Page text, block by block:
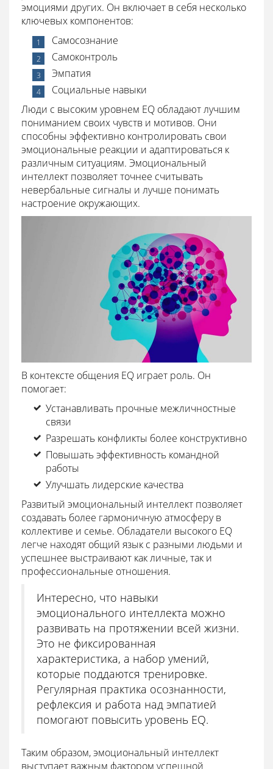
эмоциями других. Он включает в себя несколько
ключевых компонентов:
Самосознание
Самоконтроль
Эмпатия
Социальные навыки
Люди с высоким уровнем EQ обладают лучшим
пониманием своих чувств и мотивов. Они
способны эффективно контролировать свои
эмоциональные реакции и адаптироваться к
различным ситуациям. Эмоциональный
интеллект позволяет точнее считывать
невербальные сигналы и лучше понимать
настроение окружающих.
В контексте общения EQ играет роль. Он
помогает:
Устанавливать прочные межличностные
связи
Разрешать конфликты более конструктивно
Повышать эффективность командной
работы
Улучшать лидерские качества
Развитый эмоциональный интеллект позволяет
создавать более гармоничную атмосферу в
коллективе и семье. Обладатели высокого EQ
легче находят общий язык с разными людьми и
успешнее выстраивают как личные, так и
профессиональные отношения.
Интересно, что навыки
эмоционального интеллекта можно
развивать на протяжении всей жизни.
Это не фиксированная
характеристика, а набор умений,
которые поддаются тренировке.
Регулярная практика осознанности,
рефлексия и работа над эмпатией
помогают повысить уровень EQ.
Таким образом, эмоциональный интеллект
выступает важным фактором успешной